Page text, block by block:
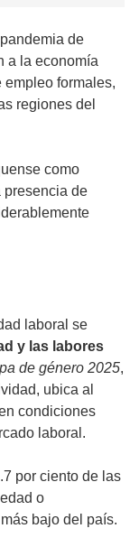
de
a la economía
empleo formales,
regiones del
como
presencia de
laboral se
y las labores
de género 2025,
ubica al
condiciones
laboral.
por ciento de las
o
bajo del país.